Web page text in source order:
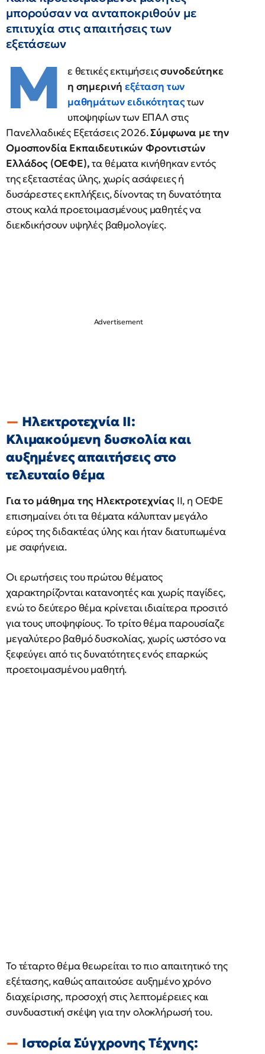
μπορούσαν να ανταποκριθούν με
επιτυχία στις απαιτήσεις των
εξετάσεων
Μ ε θετικές εκτιμήσειςσυνοδεύτηκε
η σημερινήεξέταση των
μαθημάτων ειδικότηταςτων
υποψηφίων των ΕΠΑΛ στις
Πανελλαδικές Εξετάσεις 2026.Σύμφωνα με την
Ομοσπονδία Εκπαιδευτικών Φροντιστών
Ελλάδος (ΟΕΦΕ),τα θέματα κινήθηκαν εντός
της εξεταστέας ύλης, χωρίς ασάφειες ή
δυσάρεστες εκπλήξεις, δίνοντας τη δυνατότητα
στους καλά προετοιμασμένους μαθητές να
διεκδικήσουν υψηλές βαθμολογίες.
Ηλεκτροτεχνία ΙΙ:
Κλιμακούμενη δυσκολία και
αυξημένες απαιτήσεις στο
τελευταίο θέμα
Για το μάθημα της ΗλεκτροτεχνίαςΙΙ, η ΟΕΦΕ
επισημαίνει ότι τα θέματα κάλυπταν μεγάλο
εύρος της διδακτέας ύλης και ήταν διατυπωμένα
με σαφήνεια.
Οι ερωτήσεις του πρώτου θέματος
χαρακτηρίζονται κατανοητές και χωρίς παγίδες,
ενώ το δεύτερο θέμα κρίνεται ιδιαίτερα προσιτό
για τους υποψηφίους. Το τρίτο θέμα παρουσίαζε
μεγαλύτερο βαθμό δυσκολίας, χωρίς ωστόσο να
ξεφεύγει από τις δυνατότητες ενός επαρκώς
προετοιμασμένου μαθητή.
Το τέταρτο θέμα θεωρείται το πιο απαιτητικό της
εξέτασης, καθώς απαιτούσε αυξημένο χρόνο
διαχείρισης, προσοχή στις λεπτομέρειες και
συνδυαστική σκέψη για την ολοκλήρωσή του.
Ιστορία Σύγχρονης Τέχνης: